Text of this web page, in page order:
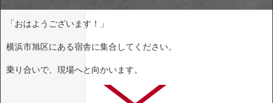
「おはようございます！」
横浜市旭区にある宿舎に集合してください。
乗り合いで、現場へと向かいます。